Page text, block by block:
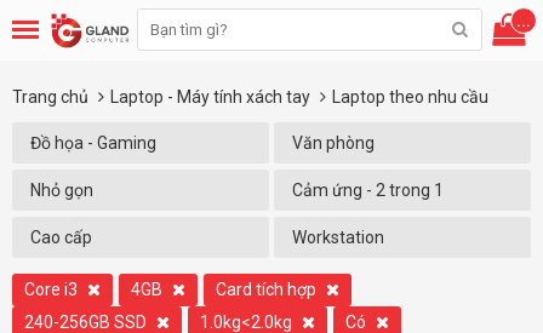
...
Trang chủ Laptop - Máy tính xách tay Laptop theo nhu cầu
Đồ họa - Gaming Văn phòng
Nhỏ gọn Cảm ứng - 2 trong 1
Cao cấp Workstation
Core i3 4GB
Card tích hợp
240-256GB SSD
1.0kg<2.0kg
Có